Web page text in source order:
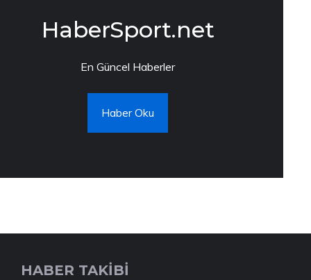
HaberSport.net
En Güncel Haberler
Haber Oku
HABER TAKİBİ